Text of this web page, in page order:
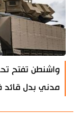
واشنطن تفتح
مدني بدل قائد